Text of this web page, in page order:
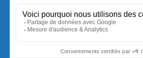
92 Avenue des Chutes Lavie -
4.9/5 - 19 avis